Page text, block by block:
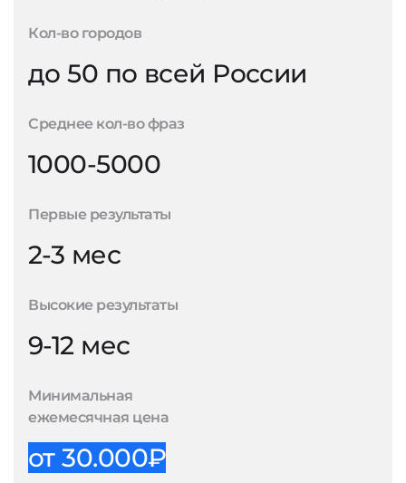
Кол-во городов
до 50 по всей России
Среднее кол-во фраз
1000-5000
Первые результаты
2-3 мес
Высокие результаты
9-12 мес
Минимальная
ежемесячная цена
от 30.000₽